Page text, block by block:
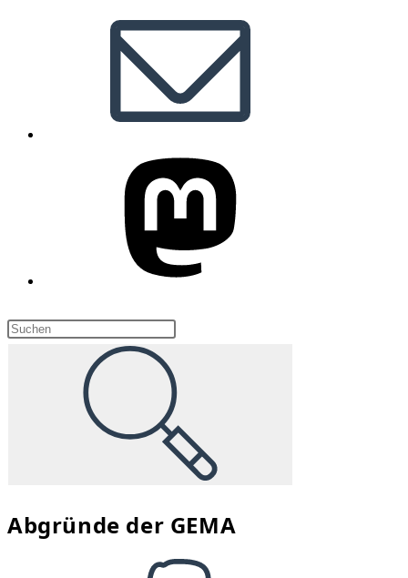
Diese
durchsuchen
Abgründe der GEMA